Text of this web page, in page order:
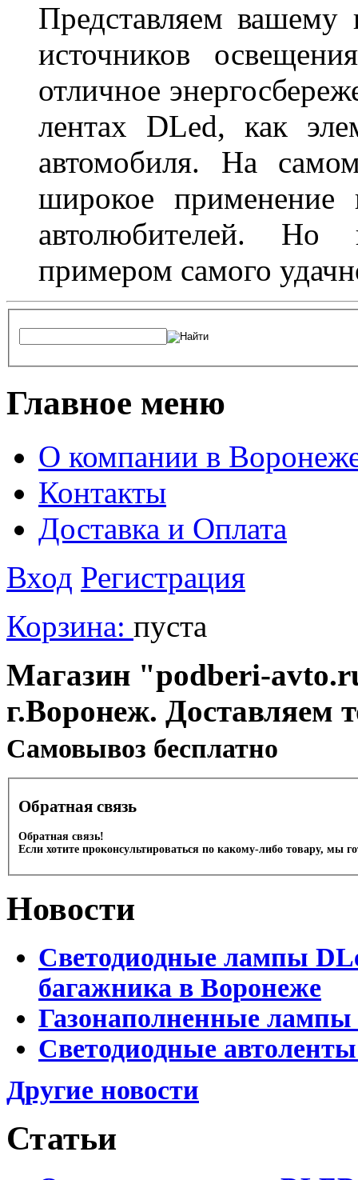
Представляем
источников
отличное
лентах DLed, как
автомобиля. На
широкое
автолюбителей. Но
примером самого
Главное меню
О компании в
Контакты
Доставка и Оплата
Вход Регистрация
Корзина: пуста
Магазин "podberi-
г.Воронеж. Доставляем
Cамовывоз бесплатно
Обратная связь
Обратная связь!
Если хотите проконсультироваться по какому-либо товару, мы
Новости
Светодиодные лампы
багажника в Воронеже
Газонаполненные
Светодиодные
Другие новости
Статьи